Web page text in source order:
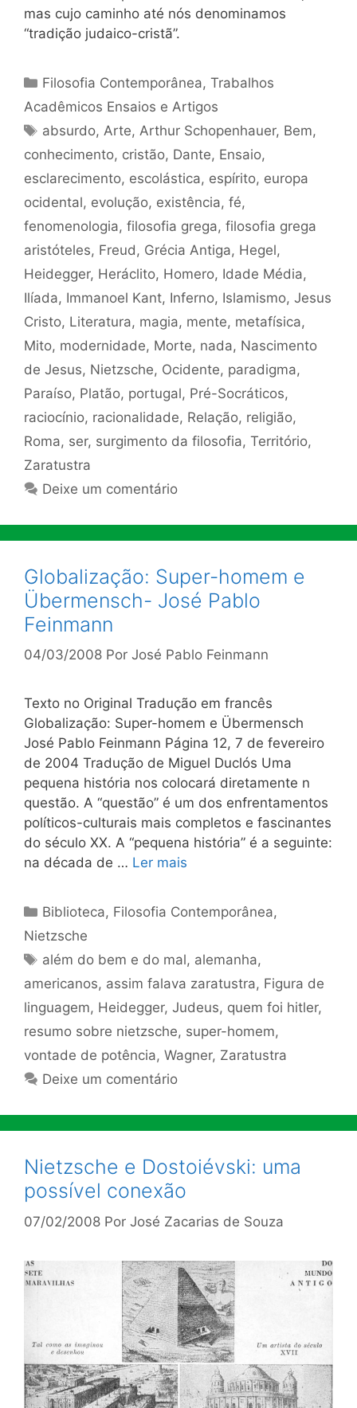
mas cujo caminho até nós denominamos
“tradição judaico-cristã”.
Categorias
Filosofia Contemporânea,Trabalhos
Acadêmicos Ensaios e Artigos
Tags
absurdo, Arte, Arthur Schopenhauer, Bem,
conhecimento, cristão, Dante, Ensaio,
esclarecimento, escolástica, espírito, europa
ocidental, evolução, existência, fé,
fenomenologia, filosofia grega, filosofia grega
aristóteles, Freud , Grécia Antiga, Hegel,
Heidegger, Heráclito, Homero, Idade Média,
Ilíada, Immanoel Kant, Inferno, Islamismo, Jesus
Cristo, Literatura, magia, mente, metafísica,
Mito, modernidade, Morte, nada, Nascimento
de Jesus, Nietzsche, Ocidente, paradigma,
Paraíso, Platão, portugal, Pré-Socráticos,
raciocínio, racionalidade, Relação, religião,
Roma, ser, surgimento da filosofia, Território,
Zaratustra
Deixe um comentário
Globalização: Super-homem e
Übermensch- José Pablo
Feinmann
04/03/2008 Por José Pablo Feinmann
Texto no Original Tradução em francês
Globalização: Super-homem e Übermensch
José Pablo Feinmann Página 12, 7 de fevereiro
de 2004 Tradução de Miguel Duclós Uma
pequena história nos colocará diretamente n
questão. A “questão” é um dos enfrentamentos
políticos-culturais mais completos e fascinantes
do século XX. A “pequena história” é a seguinte:
na década de … Ler mais
Categorias
Biblioteca, Filosofia Contemporânea,
Nietzsche
Tags
além do bem e do mal, alemanha,
americanos, assim falava zaratustra, Figura de
linguagem, Heidegger, Judeus, quem foi hitler,
resumo sobre nietzsche, super-homem,
vontade de potência, Wagner, Zaratustra
Deixe um comentário
Nietzsche e Dostoiévski: uma
possível conexão
07/02/2008 Por José Zacarias de Souza